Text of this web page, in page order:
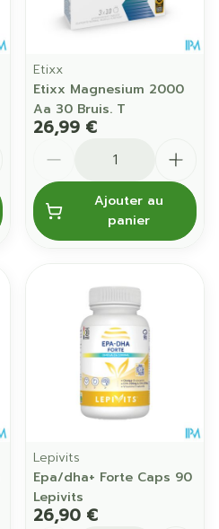
Etixx
Etixx Magnesium 2000
Aa 30 Bruis. T
26,99 €
Ajouter au
panier
Lepivits
Epa/dha+ Forte Caps 90
Lepivits
26,90 €